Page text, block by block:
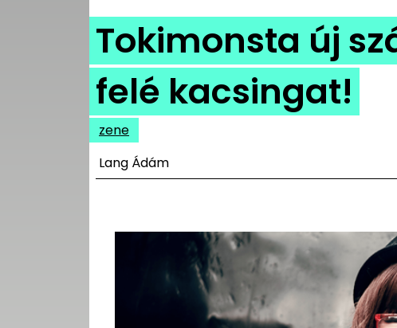
DIVAT
HIP
KULT
MÉDIAAJÁNLAT
IMPRESSZUM
PR-ARCHÍVUM
ADATKEZELÉSI
TÁJÉKOZTATÓ
Tokimonsta új
felé kacsingat!
zene
Lang Ádám